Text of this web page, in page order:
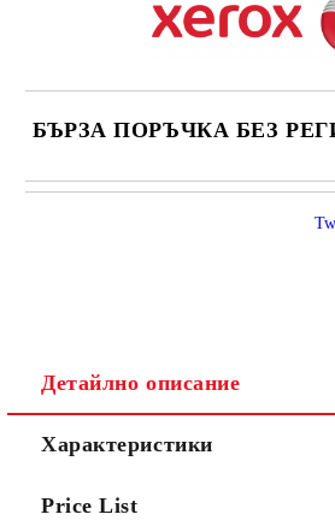
БЪРЗА ПОРЪЧКА БЕЗ
САМО ПОПЪЛНЕТЕ 4
Детайлно описание
Характеристики
Price List